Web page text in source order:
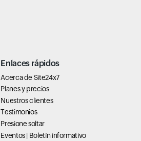
Enlaces rápidos
Acerca de Site24x7
Planes y precios
Nuestros clientes
Testimonios
Presione soltar
Eventos| Boletín informativo